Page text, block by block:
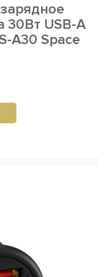
30Вт USB-A
A30 Space